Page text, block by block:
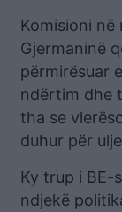
Komisioni në
Gjermaninë
përmirësuar
ndërtim dhe
tha se
duhur për
Ky trup i BE-
ndjekë